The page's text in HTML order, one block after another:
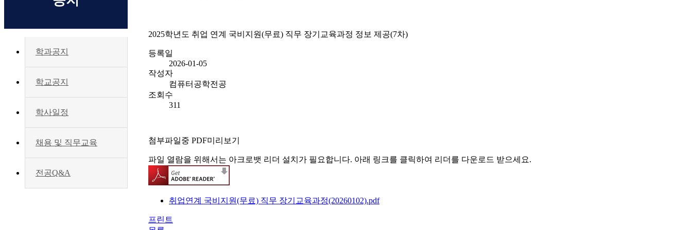
학과공지
학교공지
학사일정
채용 및 직무교육
전공Q&A
2025학년도 취업 연계 국비지원(무료) 직무 장기교육과정 정보 제공(7차)
등록일
2026-01-05
작성자
컴퓨터공학전공
조회수
311
첨부파일중 PDF미리보기
파일 열람을 위해서는 아크로뱃 리더 설치가 필요합니다. 아래 링크를 클릭하여 리더를 다운로드 받으세요.
취업연계 국비지원(무료) 직무 장기교육과정(20260102).pdf
프린트